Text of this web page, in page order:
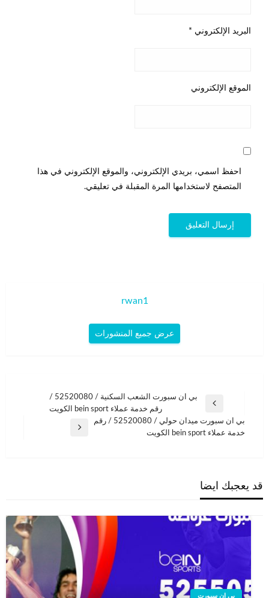
البريد الإلكتروني *
الموقع الإلكتروني
احفظ اسمي، بريدي الإلكتروني، والموقع الإلكتروني في هذا
المتصفح لاستخدامها المرة المقبلة في تعليقي.
rwan1
عرض جميع المنشورات
المقالات
المقالة
السابقة
بي ان سبورت الشعب السكنية / 52520080 /
رقم خدمة عملاء bein sport الكويت
المقالة
بي ان سبورت ميدان حولي / 52520080 / رقم
خدمة عملاء bein sport الكويت
قد يعجبك ايضا
بي ان سبورت